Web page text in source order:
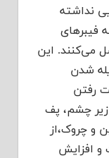
نداشته
فیبرهای
می‌کنند. این
شدن
رفتن
زیر چشم، پف
و چروک،از
و افزایش